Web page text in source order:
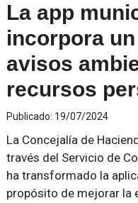
La app
incorpora
avisos
recursos
Publicado: 19/07/2024
La Concejalía de
través del Servicio de
ha transformado la
propósito de mejorar la